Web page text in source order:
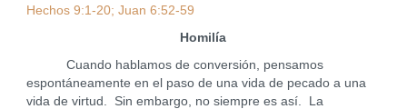
Hechos 9:1-20; Juan 6:52-59
Homilía
Cuando hablamos de conversión, pensamos
espontáneamente en el paso de una vida de pecado a una
vida de virtud. Sin embargo, no siempre es así. La